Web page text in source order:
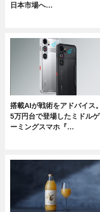
日本市場へ…
搭載AIが戦術をアドバイス。
5万円台で登場したミドルゲ
ーミングスマホ『…